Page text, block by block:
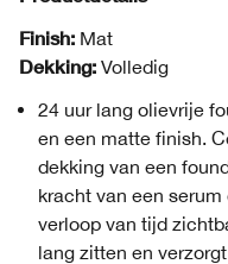
Finish: Mat
Dekking: Volledig
24 uur lang olievrije
en een matte finish.
dekking van een
kracht van een
verloop van tijd
lang zitten en